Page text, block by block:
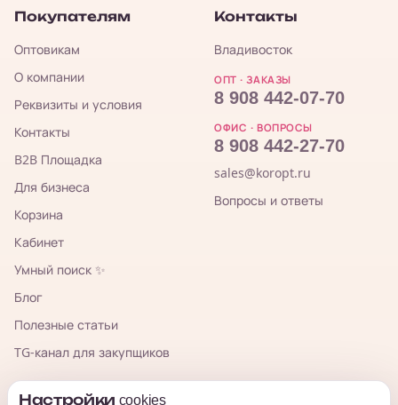
Покупателям
Оптовикам
О компании
Реквизиты и условия
Контакты
B2B Площадка
Для бизнеса
Корзина
Кабинет
Умный поиск ✨
Блог
Полезные статьи
TG-канал для закупщиков
Контакты
Владивосток
ОПТ · ЗАКАЗЫ
8 908 442-07-70
ОФИС · ВОПРОСЫ
8 908 442-27-70
sales@koropt.ru
Вопросы и ответы
Настройки cookies